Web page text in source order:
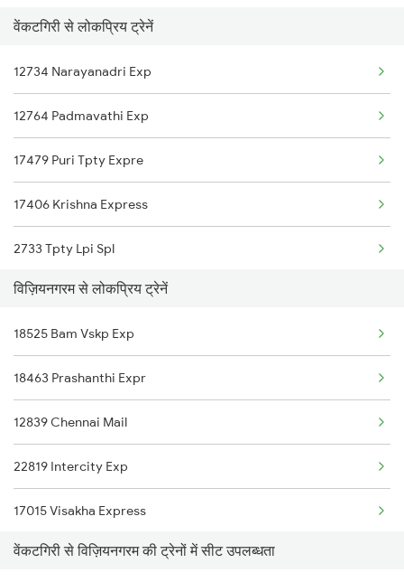
22503 Dbrg Vivek Exp
12864 Smvb Howrah Exp
12246 Duronto Express
22860 Mas Puri Sf Exp
22856 Tpty Src Sf Exp
12840 Mas Hwh Sf Mail
18522 Tirumala Exp
18190 Ers Tata Express
वेंकटगिरी से लोकप्रिय ट्रेनें
12734 Narayanadri Exp
12764 Padmavathi Exp
17479 Puri Tpty Expre
17406 Krishna Express
2733 Tpty Lpi Spl
2734 Lpi Tpty Spl
7248 Dmm Ns Spl
7405 Tpty Adb Spl
7479 Tpty Puri Spl
7480 Tpty Festvl Spl
17480 Tpty Puri Exp
17487 Tirumala Exp
विज़ियनगरम से लोकप्रिय ट्रेनें
18525 Bam Vskp Exp
18463 Prashanthi Expr
12839 Chennai Mail
22819 Intercity Exp
17015 Visakha Express
11020 Konark Express
वेंकटगिरी से विज़ियनगरम की ट्रेनों में सीट उपलब्धता